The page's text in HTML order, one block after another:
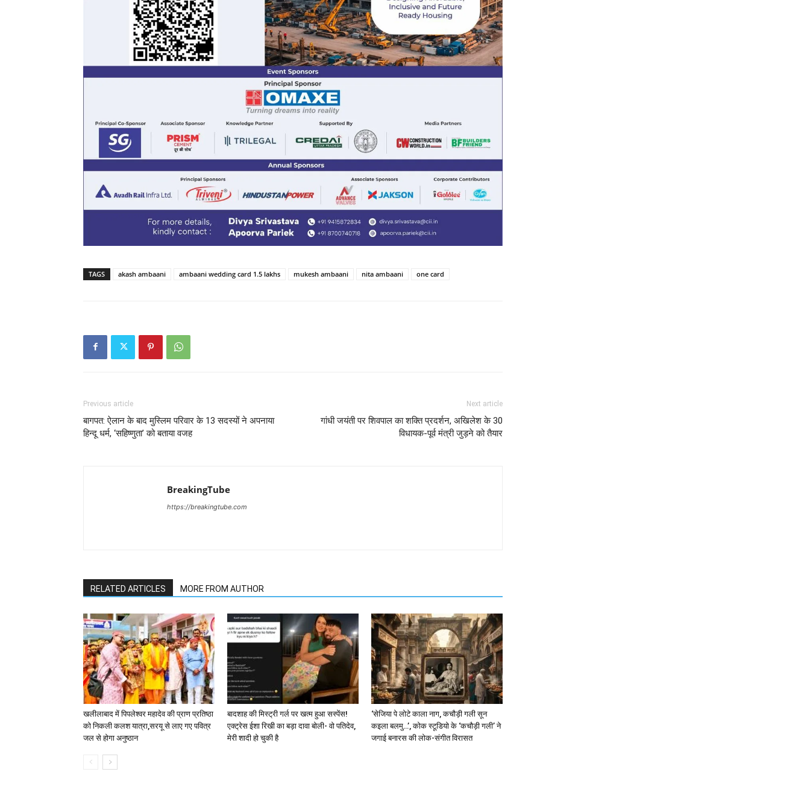
TAGS akash ambaani ambaani wedding card 1.5 lakhs mukesh ambaani nita ambaani one card
Previous article
बागपत: ऐलान के बाद मुस्लिम परिवार के 13 सदस्यों ने अपनाया
हिन्दू धर्म, ‘सहिष्णुता’ को बताया वजह
Next article
गांधी जयंती पर शिवपाल का शक्ति प्रदर्शन, अखिलेश के 30
विधायक-पूर्व मंत्री जुड़ने को तैयार
BreakingTube
https://breakingtube.com
RELATED ARTICLES MORE FROM AUTHOR
खलीलाबाद में पिपलेश्वर महादेव की प्राण प्रतिष्ठा
को निकली कलश यात्रा,सरयू से लाए गए पवित्र
जल से होगा अनुष्ठान
बादशाह की मिस्ट्री गर्ल पर खत्म हुआ सस्पेंस!
एक्ट्रेस ईशा रिखी का बड़ा दावा बोली- वो पतिदेव,
मेरी शादी हो चुकी है
‘सेजिया पे लोटे काला नाग, कचौड़ी गली सून
कइला बलमु…’, कोक स्टूडियो के ‘कचौड़ी गली’ ने
जगाई बनारस की लोक-संगीत विरासत